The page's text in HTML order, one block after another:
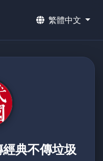
繁體中文
典不傳垃圾